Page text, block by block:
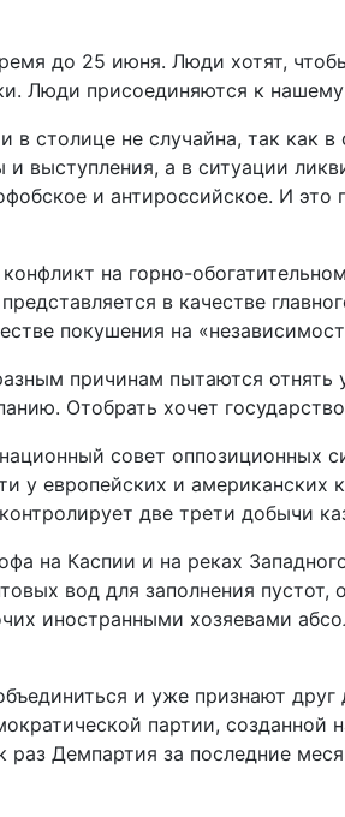
до 25 июня. Люди хотят,
Люди присоединяются к
столице не случайна, так как
и выступления, а в ситуации
и антироссийское. И
на горно-
в качестве
покушения на
причинам пытаются
Отобрать хочет
совет оппозиционных
европейских и американских
две трети добычи
на Каспии и на реках
вод для заполнения
иностранными хозяевами
и уже признают
партии,
Демпартия за последние